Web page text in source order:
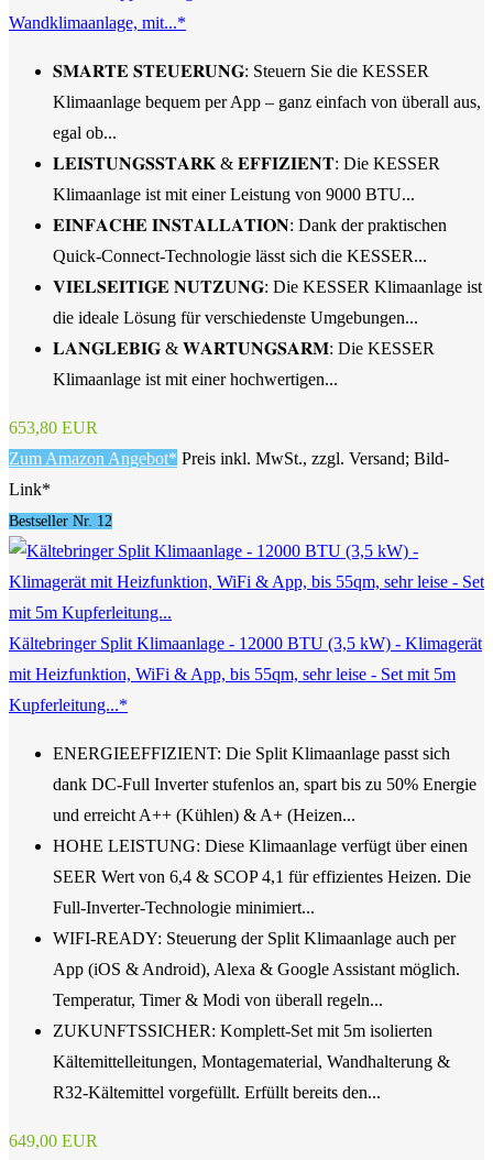
Wandklimaanlage, mit...*
𝐒𝐌𝐀𝐑𝐓𝐄 𝐒𝐓𝐄𝐔𝐄𝐑𝐔𝐍𝐆: Steuern Sie die KESSER
Klimaanlage bequem per App – ganz einfach von überall aus,
egal ob...
𝐋𝐄𝐈𝐒𝐓𝐔𝐍𝐆𝐒𝐒𝐓𝐀𝐑𝐊 & 𝐄𝐅𝐅𝐈𝐙𝐈𝐄𝐍𝐓: Die KESSER
Klimaanlage ist mit einer Leistung von 9000 BTU...
𝐄𝐈𝐍𝐅𝐀𝐂𝐇𝐄 𝐈𝐍𝐒𝐓𝐀𝐋𝐋𝐀𝐓𝐈𝐎𝐍: Dank der praktischen
Quick-Connect-Technologie lässt sich die KESSER...
𝐕𝐈𝐄𝐋𝐒𝐄𝐈𝐓𝐈𝐆𝐄 𝐍𝐔𝐓𝐙𝐔𝐍𝐆: Die KESSER Klimaanlage ist
die ideale Lösung für verschiedenste Umgebungen...
𝐋𝐀𝐍𝐆𝐋𝐄𝐁𝐈𝐆 & 𝐖𝐀𝐑𝐓𝐔𝐍𝐆𝐒𝐀𝐑𝐌: Die KESSER
Klimaanlage ist mit einer hochwertigen...
653,80 EUR
Zum Amazon Angebot* Preis inkl. MwSt., zzgl. Versand; Bild-
Link*
Bestseller Nr. 12
Kältebringer Split Klimaanlage - 12000 BTU (3,5 kW) - Klimagerät
mit Heizfunktion, WiFi & App, bis 55qm, sehr leise - Set mit 5m
Kupferleitung...*
ENERGIEEFFIZIENT: Die Split Klimaanlage passt sich
dank DC-Full Inverter stufenlos an, spart bis zu 50% Energie
und erreicht A++ (Kühlen) & A+ (Heizen...
HOHE LEISTUNG: Diese Klimaanlage verfügt über einen
SEER Wert von 6,4 & SCOP 4,1 für effizientes Heizen. Die
Full-Inverter-Technologie minimiert...
WIFI-READY: Steuerung der Split Klimaanlage auch per
App (iOS & Android), Alexa & Google Assistant möglich.
Temperatur, Timer & Modi von überall regeln...
ZUKUNFTSSICHER: Komplett-Set mit 5m isolierten
Kältemittelleitungen, Montagematerial, Wandhalterung &
R32-Kältemittel vorgefüllt. Erfüllt bereits den...
649,00 EUR